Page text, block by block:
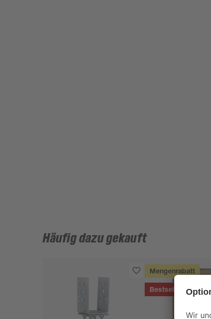
Häufig dazu gekauft
Mengenrabatt
Bestseller